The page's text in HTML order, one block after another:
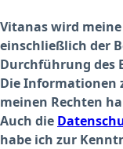
Vitanas wird
einschließlich der
Durchführung des
Die Informationen
meinen Rechten
Auch die
habe ich zur